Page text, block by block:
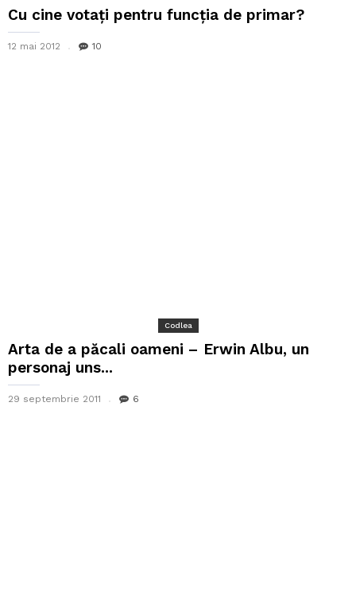
Cu cine votaţi pentru funcţia de primar?
12 mai 2012 10
Codlea
Arta de a păcali oameni – Erwin Albu, un
personaj uns...
29 septembrie 2011 6